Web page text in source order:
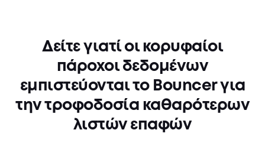
Δείτε γιατί οι κορυφαίοι
πάροχοι δεδομένων
εμπιστεύονται το Bouncer για
την τροφοδοσία καθαρότερων
λιστών επαφών